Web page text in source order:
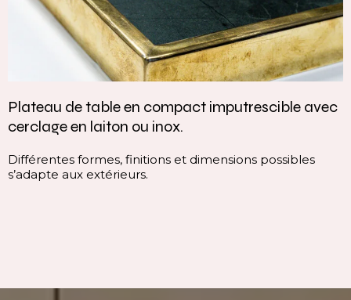
de table en compact imputrescible avec
en laiton ou inox.
formes, finitions et dimensions possibles
aux extérieurs.
Cette